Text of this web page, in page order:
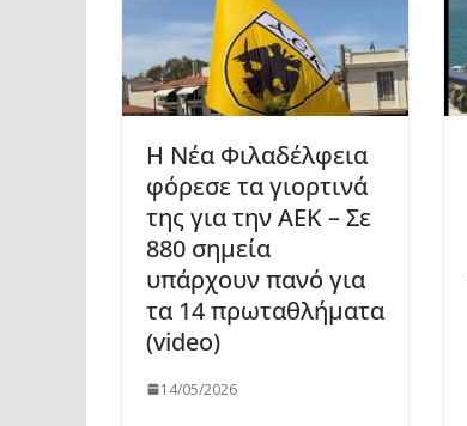
Η Νέα Φιλαδέλφεια
φόρεσε τα γιορτινά
της για την ΑΕΚ – Σε
880 σημεία
υπάρχουν πανό για
τα 14 πρωταθλήματα
(video)
14/05/2026